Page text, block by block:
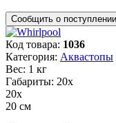
Код товара: 1036
Категория: Аквастопы
Вес: 1 кг
Габариты: 20х
20х
20 см